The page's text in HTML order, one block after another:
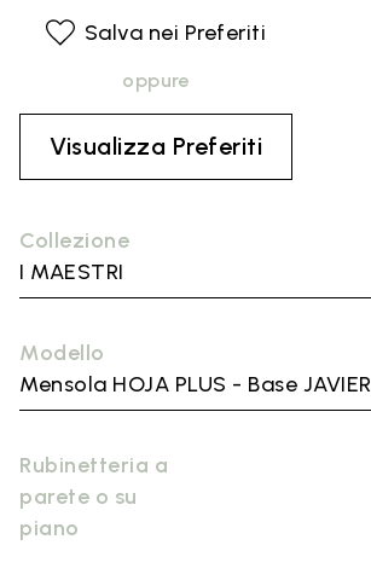
Collezione
I MAESTRI
Modello
Mensola HOJA PLUS - Base JAVIER
Rubinetteria a
parete o su
piano
Salva nei Preferiti
oppure
Visualizza Preferiti